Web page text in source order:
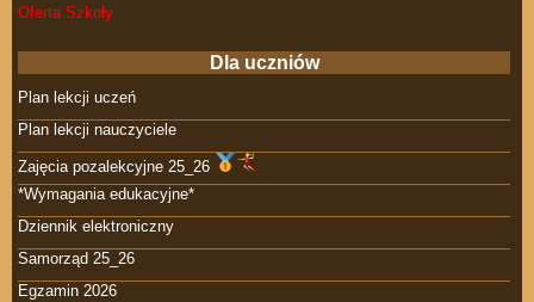
Oferta Szkoły
Dla uczniów
Plan lekcji uczeń
Plan lekcji nauczyciele
Zajęcia pozalekcyjne 25_26
*Wymagania edukacyjne*
Dziennik elektroniczny
Samorząd 25_26
Egzamin 2026